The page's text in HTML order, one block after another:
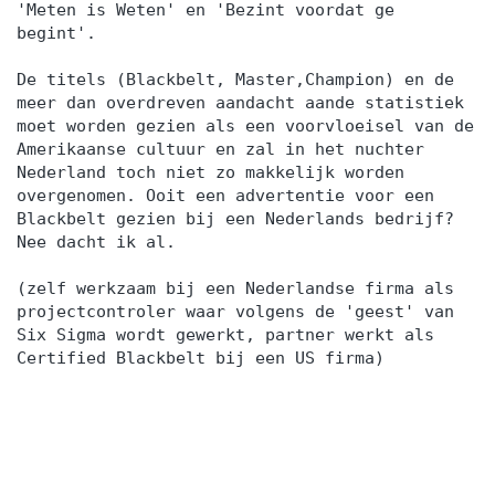
'Meten is Weten' en 'Bezint voordat ge
begint'.
De titels (Blackbelt, Master,Champion) en de
meer dan overdreven aandacht aande statistiek
moet worden gezien als een voorvloeisel van de
Amerikaanse cultuur en zal in het nuchter
Nederland toch niet zo makkelijk worden
overgenomen. Ooit een advertentie voor een
Blackbelt gezien bij een Nederlands bedrijf?
Nee dacht ik al.
(zelf werkzaam bij een Nederlandse firma als
projectcontroler waar volgens de 'geest' van
Six Sigma wordt gewerkt, partner werkt als
Certified Blackbelt bij een US firma)